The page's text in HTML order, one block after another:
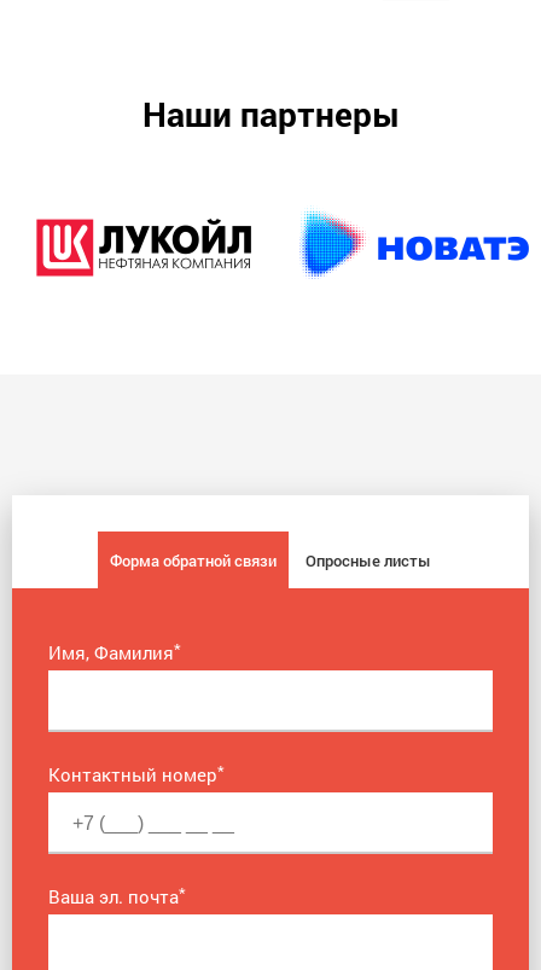
Наши партнеры
Форма обратной связи Опросные листы
Имя, Фамилия*
Контактный номер*
Ваша эл. почта*